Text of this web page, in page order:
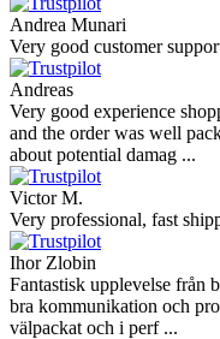
Andrea Munari
Very good customer
Andreas
Very good experience
and the order was well
about potential damag ...
Victor M.
Very professional, fast
Ihor Zlobin
Fantastisk upplevelse från
bra kommunikation och
välpackat och i perf ...